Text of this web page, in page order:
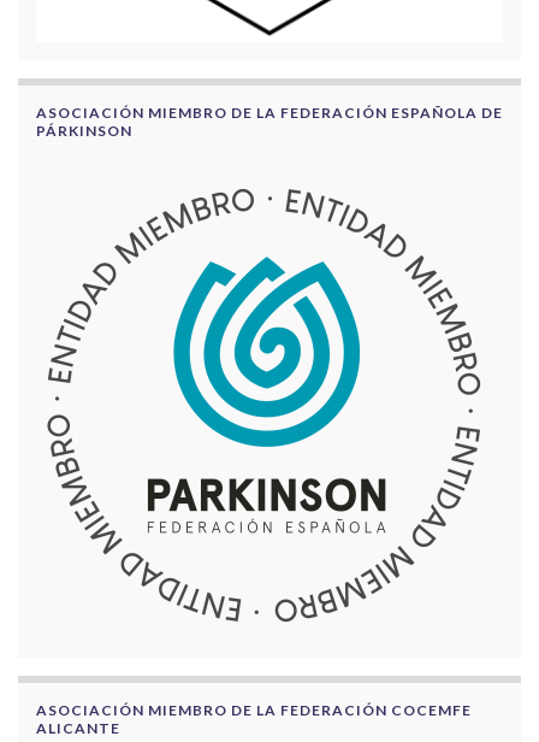
ASOCIACIÓN MIEMBRO DE LA FEDERACIÓN ESPAÑOLA DE
PÁRKINSON
ASOCIACIÓN MIEMBRO DE LA FEDERACIÓN COCEMFE
ALICANTE